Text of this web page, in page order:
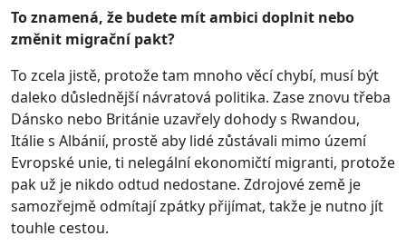
To znamená, že budete mít ambici doplnit nebo
změnit migrační pakt?
To zcela jistě, protože tam mnoho věcí chybí, musí být
daleko důslednější návratová politika. Zase znovu třeba
Dánsko nebo Británie uzavřely dohody s Rwandou,
Itálie s Albánií, prostě aby lidé zůstávali mimo území
Evropské unie, ti nelegální ekonomičtí migranti, protože
pak už je nikdo odtud nedostane. Zdrojové země je
samozřejmě odmítají zpátky přijímat, takže je nutno jít
touhle cestou.